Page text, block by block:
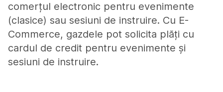
comerțul electronic pentru evenimente
(clasice) sau sesiuni de instruire. Cu E-
Commerce, gazdele pot solicita plăți cu
cardul de credit pentru evenimente și
sesiuni de instruire.